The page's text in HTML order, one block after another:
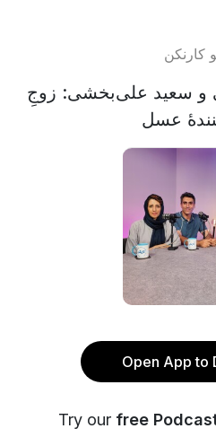
کارنکن
و سعید علی‌بخشی: زوجِ
عسل
Open App to
Try our free